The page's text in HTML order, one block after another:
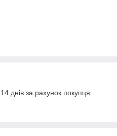
днів за рахунок покупця